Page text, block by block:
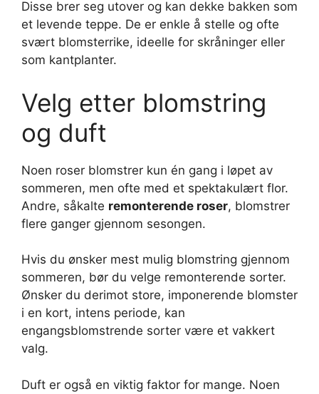
Disse brer seg utover og kan dekke bakken som
et levende teppe. De er enkle å stelle og ofte
svært blomsterrike, ideelle for skråninger eller
som kantplanter.
Velg etter blomstring
og duft
Noen roser blomstrer kun én gang i løpet av
sommeren, men ofte med et spektakulært flor.
Andre, såkalte remonterende roser, blomstrer
flere ganger gjennom sesongen.
Hvis du ønsker mest mulig blomstring gjennom
sommeren, bør du velge remonterende sorter.
Ønsker du derimot store, imponerende blomster
i en kort, intens periode, kan
engangsblomstrende sorter være et vakkert
valg.
Duft er også en viktig faktor for mange. Noen